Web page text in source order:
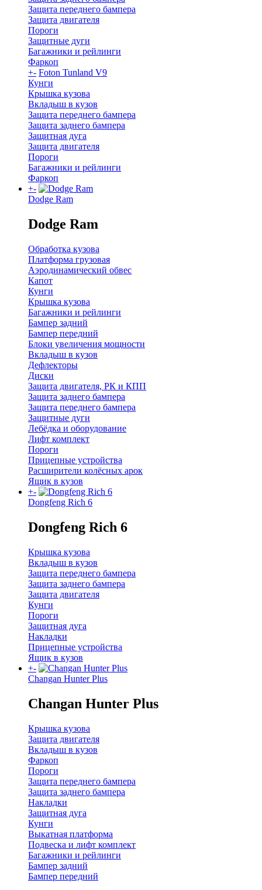
Защита переднего бампера
Защита двигателя
Пороги
Защитные дуги
Багажники и рейлинги
Фаркоп
+- Foton Tunland V9
Кунги
Крышка кузова
Вкладыш в кузов
Защита переднего бампера
Защита заднего бампера
Защитная дуга
Защита двигателя
Пороги
Багажники и рейлинги
Фаркоп
+-
Dodge Ram
Dodge Ram
Обработка кузова
Платформа грузовая
Аэродинамический обвес
Капот
Кунги
Крышка кузова
Багажники и рейлинги
Бампер задний
Бампер передний
Блоки увеличения мощности
Вкладыш в кузов
Дефлекторы
Диски
Защита двигателя, РК и КПП
Защита заднего бампера
Защита переднего бампера
Защитные дуги
Лебёдка и оборудование
Лифт комплект
Пороги
Прицепные устройства
Расширители колёсных арок
Ящик в кузов
+-
Dongfeng Rich 6
Dongfeng Rich 6
Крышка кузова
Вкладыш в кузов
Защита переднего бампера
Защита заднего бампера
Защита двигателя
Кунги
Пороги
Защитная дуга
Накладки
Прицепные устройства
Ящик в кузов
+-
Changan Hunter Plus
Changan Hunter Plus
Крышка кузова
Защита двигателя
Вкладыш в кузов
Фаркоп
Пороги
Защита переднего бампера
Защита заднего бампера
Накладки
Защитная дуга
Кунги
Выкатная платформа
Подвеска и лифт комплект
Багажники и рейлинги
Бампер задний
Бампер передний